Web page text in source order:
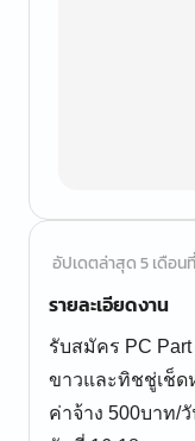
อัปเดตล่าสุด 5 เดือน
รายละเอียดงาน
รับสมัคร PC
ขาวและทิชชู่เช็ด
ค่าจ้าง 500บาท/